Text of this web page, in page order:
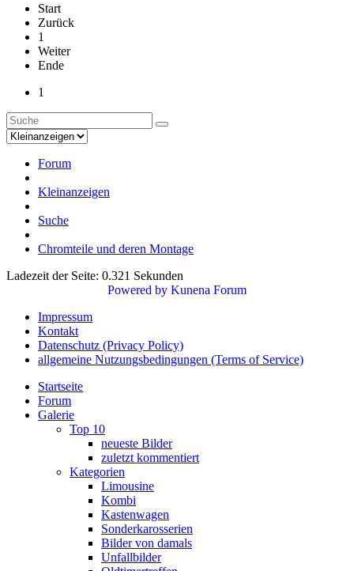
Start
Zurück
1
Weiter
Ende
1
Forum
Kleinanzeigen
Suche
Chromteile und deren Montage
Ladezeit der Seite: 0.321 Sekunden
Powered by Kunena Forum
Impressum
Kontakt
Datenschutz (Privacy Policy)
allgemeine Nutzungsbedingungen (Terms of Service)
Startseite
Forum
Galerie
Top 10
neueste Bilder
zuletzt kommentiert
Kategorien
Limousine
Kombi
Kastenwagen
Sonderkarosserien
Bilder von damals
Unfallbilder